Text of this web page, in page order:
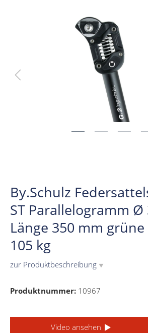
By.Schulz
ST Parallelogramm Ø
Länge 350 mm
105 kg
zur Produktbeschreibung ▼
Produktnummer: 10967
Video ansehen